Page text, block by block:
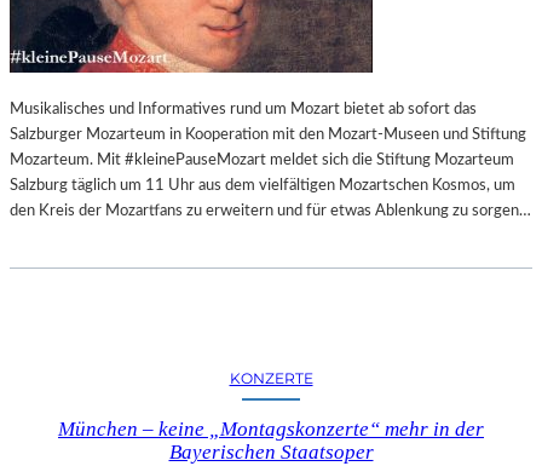
Musikalisches und Informatives rund um Mozart bietet ab sofort das
Salzburger Mozarteum in Kooperation mit den Mozart-Museen und Stiftung
Mozarteum. Mit #kleinePauseMozart meldet sich die Stiftung Mozarteum
Salzburg täglich um 11 Uhr aus dem vielfältigen Mozartschen Kosmos, um
den Kreis der Mozartfans zu erweitern und für etwas Ablenkung zu sorgen…
KONZERTE
München – keine „Montagskonzerte“ mehr in der
Bayerischen Staatsoper